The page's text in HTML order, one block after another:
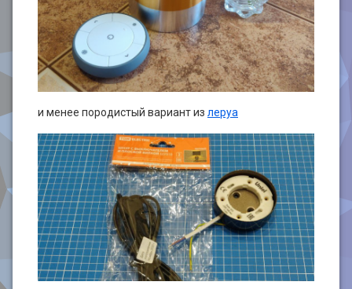
и менее породистый вариант из леруа